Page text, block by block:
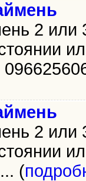
2 или
2 или
(